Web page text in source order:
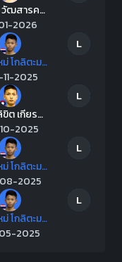
วุฒิชัย วัฒสารคาม
2026
L
เพชรใหม่ โกลิตะมวยไทย
2025
L
พรหมลิขิต เกียรติทรงฤทธิ์
2025
L
เพชรใหม่ โกลิตะมวยไทย
2025
L
เพชรใหม่ โกลิตะมวยไทย
2025